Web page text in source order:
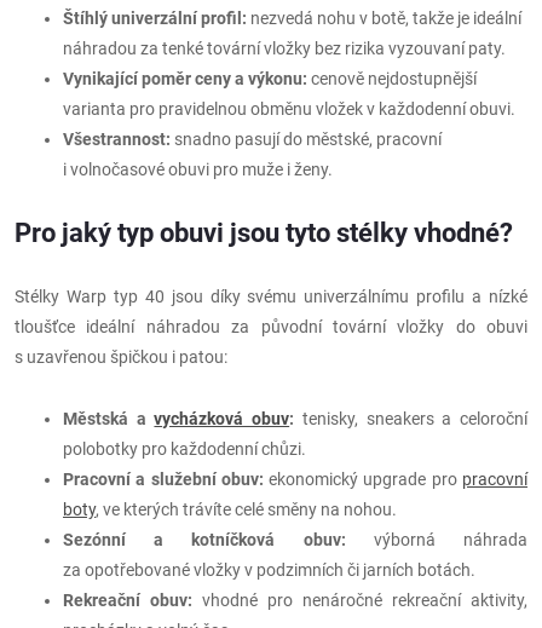
Štíhlý univerzální profil: nezvedá nohu v botě, takže je ideální
náhradou za tenké tovární vložky bez rizika vyzouvaní paty.
Vynikající poměr ceny a výkonu: cenově nejdostupnější
varianta pro pravidelnou obměnu vložek v každodenní obuvi.
Všestrannost: snadno pasují do městské, pracovní
i volnočasové obuvi pro muže i ženy.
Pro jaký typ obuvi jsou tyto stélky vhodné?
Stélky Warp typ 40 jsou díky svému univerzálnímu profilu a nízké
tloušťce ideální náhradou za původní tovární vložky do obuvi
s uzavřenou špičkou i patou:
Městská avycházková obuv: tenisky, sneakers a celoroční
polobotky pro každodenní chůzi.
Pracovní a služební obuv: ekonomický upgrade pro pracovní
boty, ve kterých trávíte celé směny na nohou.
Sezónní a kotníčková obuv: výborná náhrada
za opotřebované vložky v podzimních či jarních botách.
Rekreační obuv: vhodné pro nenáročné rekreační aktivity,